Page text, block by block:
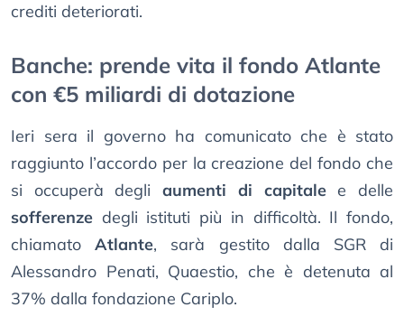
crediti deteriorati.
Banche: prende vita il fondo Atlante
con €5 miliardi di dotazione
Ieri sera il governo ha comunicato che è stato
raggiunto l’accordo per la creazione del fondo che
si occuperà degliaumenti di capitalee delle
sofferenze degli istituti più in difficoltà. Il fondo,
chiamatoAtlante, sarà gestito dalla SGR di
Alessandro Penati, Quaestio, che è detenuta al
37% dalla fondazione Cariplo.